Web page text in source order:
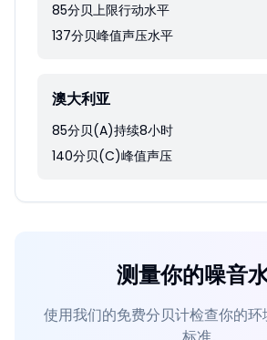
85分贝上限行动水平
137分贝峰值声压水平
澳大利亚
85分贝(A)持续8小时
140分贝(C)峰值声压
测量你的噪音
使用我们的免费分贝计检查你的